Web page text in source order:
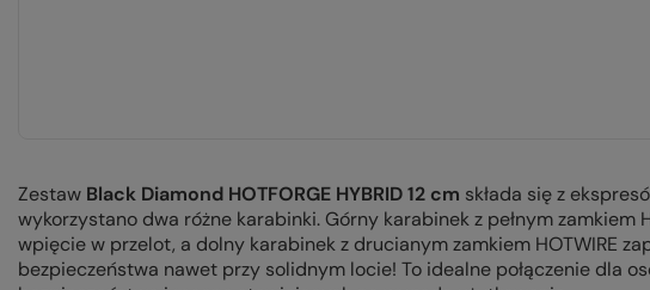
Zestaw Black Diamond HOTFORGE HYBRID 12 cm składa się z
wykorzystano dwa różne karabinki. Górny karabinek z pełnym zamkiem
wpięcie w przelot, a dolny karabinek z drucianym zamkiem HOTWIRE
bezpieczeństwa nawet przy solidnym locie! To idealne połączenie dla